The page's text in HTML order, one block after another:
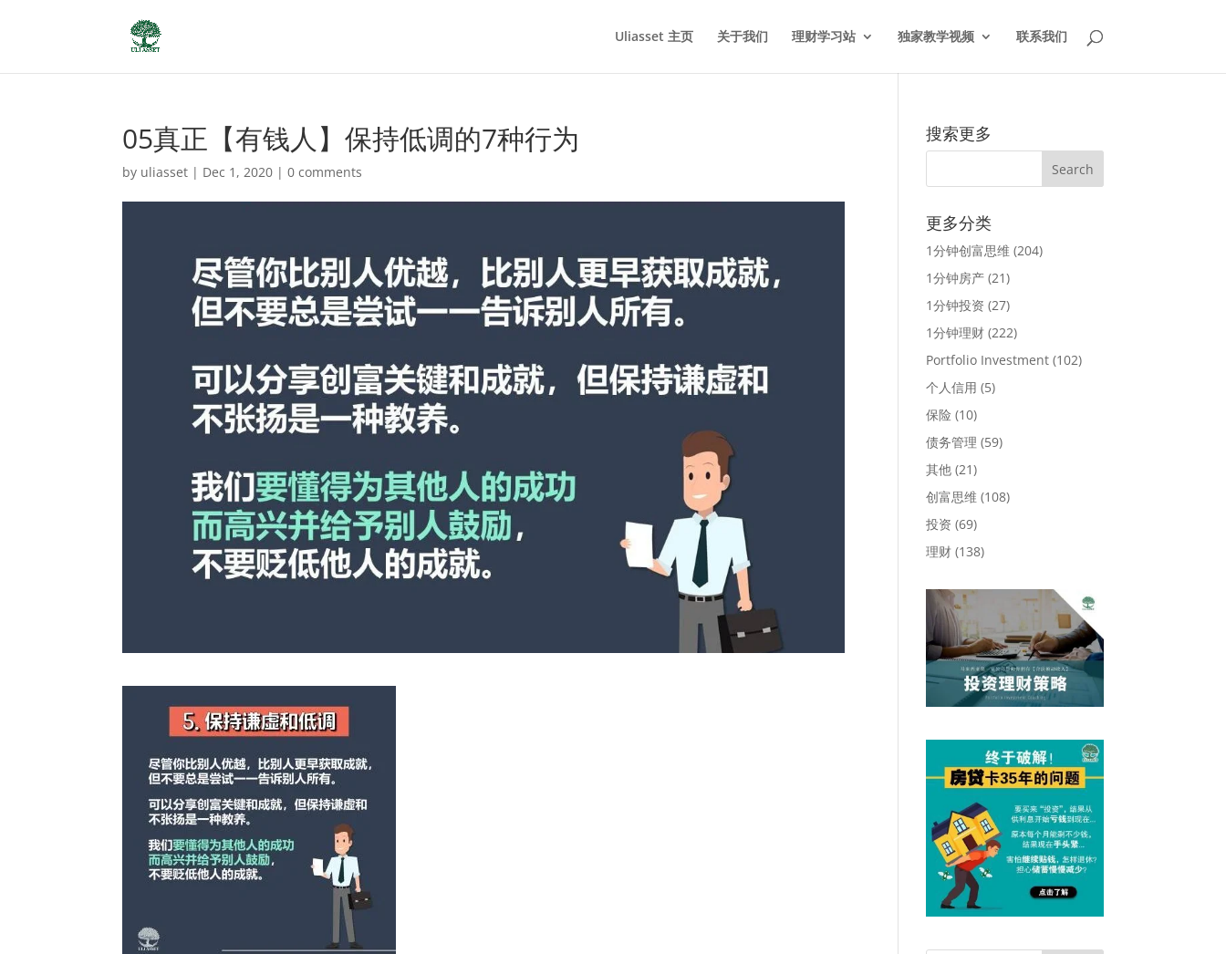
Uliasset 主页 关于我们 理财学习站 独家教学视频 联系我们
05真正【有钱人】保持低调的7种行为
by uliasset | Dec 1, 2020 |0 comments
搜索更多
更多分类
1分钟创富思维 (204)
1分钟房产 (21)
1分钟投资 (27)
1分钟理财 (222)
Portfolio Investment (102)
个人信用 (5)
保险 (10)
债务管理 (59)
其他 (21)
创富思维 (108)
投资 (69)
理财 (138)